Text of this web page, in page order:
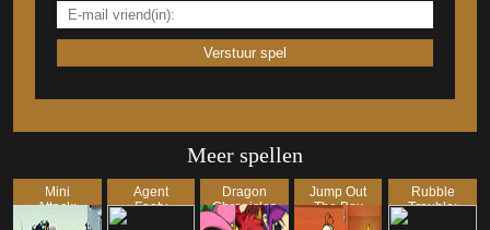
Meer spellen
Mini
Attack:
Urban
Agent
Footy
Dragon
Chronicles
Jump Out
The Box
Rubble
Trouble:
New York